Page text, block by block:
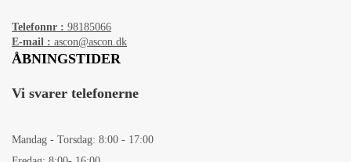
Telefonnr : 98185066
E-mail : ascon@ascon.dk
ÅBNINGSTIDER
Vi svarer telefonerne
Mandag - Torsdag: 8:00 - 17:00